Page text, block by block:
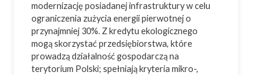
modernizację posiadanej infrastruktury w celu
ograniczenia zużycia energii pierwotnej o
przynajmniej 30%. Z kredytu ekologicznego
mogą skorzystać przedsiębiorstwa, które
prowadzą działalność gospodarczą na
terytorium Polski; spełniają kryteria mikro-,